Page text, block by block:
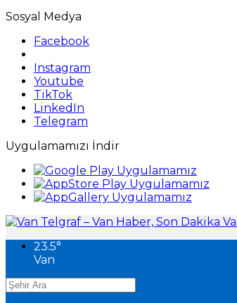
Sosyal Medya
Facebook
Instagram
Youtube
TikTok
LinkedIn
Telegram
Uygulamamızı İndir
23.5°
Van